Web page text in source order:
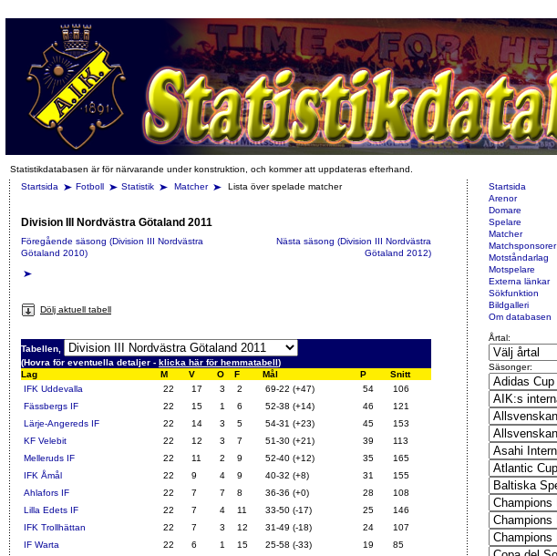
Statistikdatabasen är för närvarande under konstruktion, och kommer att uppdateras efterhand.
Startsida
Fotboll Statistik Matcher Lista över spelade matcher
Division III Nordvästra Götaland 2011
Föregående säsong (Division III Nordvästra
Götaland 2010)
Nästa säsong (Division III Nordvästra
Götaland 2012)
Dölj aktuell tabell
Tabellen,
(Hovra för eventuella detaljer - klicka här för hemmatabell)
Lag
M V O F Mål P
Snitt
IFK Uddevalla
22 17 3 2 69-22 (+47) 54
106
Fässbergs IF
22 15 1 6 52-38 (+14) 46
121
Lärje-Angereds IF
22 14 3 5 54-31 (+23) 45
153
KF Velebit
22 12 3 7 51-30 (+21) 39
113
Melleruds IF
22 11 2 9 52-40 (+12) 35
165
IFK Åmål
22 9 4 9 40-32 (+8) 31
155
Ahlafors IF
22 7 7 8 36-36 (+0) 28
108
Lilla Edets IF
22 7 4 11 33-50 (-17) 25
146
IFK Trollhättan
22 7 3 12 31-49 (-18) 24
107
IF Warta
22 6 1 15 25-58 (-33) 19
85
Startsida
Arenor
Domare
Spelare
Matcher
Matchsponsorer
Motståndarlag
Motspelare
Externa länkar
Sökfunktion
Bildgalleri
Om databasen
Årtal:
Säsonger: